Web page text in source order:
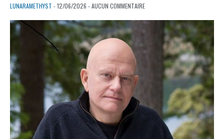
LUNARAMETHYST - 12/06/2026 - AUCUN COMMENTAIRE